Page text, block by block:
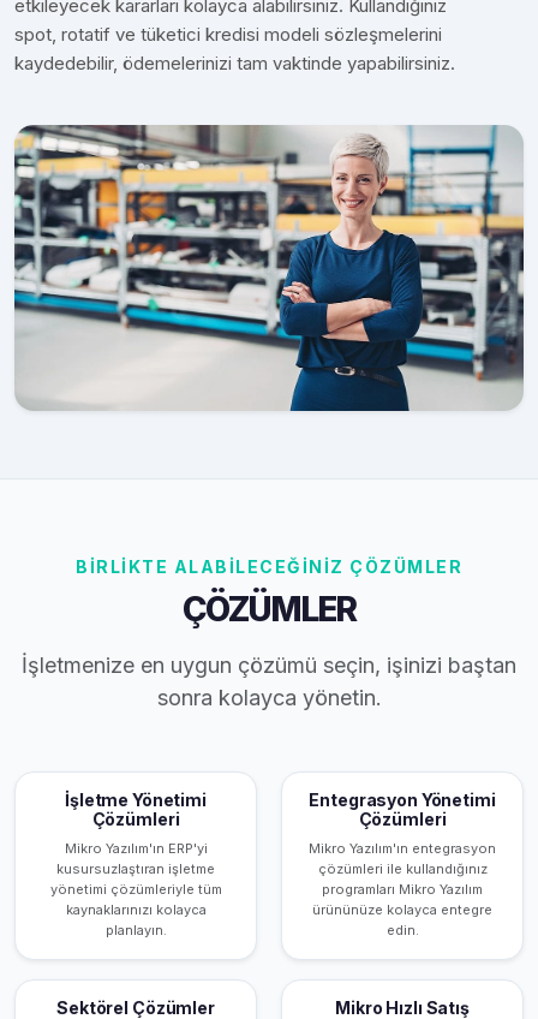
etkileyecek kararları kolayca alabilirsiniz. Kullandığınız
spot, rotatif ve tüketici kredisi modeli sözleşmelerini
kaydedebilir, ödemelerinizi tam vaktinde yapabilirsiniz.
BİRLİKTE ALABİLECEĞİNİZ ÇÖZÜMLER
ÇÖZÜMLER
İşletmenize en uygun çözümü seçin, işinizi baştan
sonra kolayca yönetin.
İşletme Yönetimi
Çözümleri
Mikro Yazılım'ın ERP'yi
kusursuzlaştıran işletme
yönetimi çözümleriyle tüm
kaynaklarınızı kolayca
planlayın.
Entegrasyon Yönetimi
Çözümleri
Mikro Yazılım'ın entegrasyon
çözümleri ile kullandığınız
programları Mikro Yazılım
ürününüze kolayca entegre
edin.
Sektörel Çözümler Mikro Hızlı Satış